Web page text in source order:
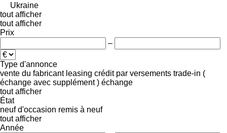
Ukraine
tout afficher
tout afficher
Prix
–
Type d'annonce
vente du fabricant leasing crédit par versements trade-in (
échange avec supplément ) échange
tout afficher
État
neuf d'occasion remis à neuf
tout afficher
Année